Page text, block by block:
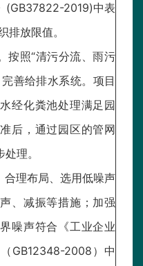
(GB37822-2019)中表
排放限值。
按照“清污分流、雨污
善给排水系统。项目
经化粪池处理满足园
后，通过园区的管网
理。
理布局、选用低噪声
、减振等措施；加强
噪声符合《工业企业
GB12348-2008）中